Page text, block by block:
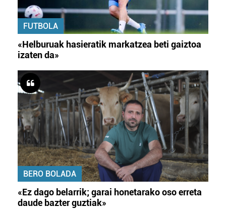
FUTBOLA
«Helburuak hasieratik markatzea beti gaiztoa
izaten da»
BERO BOLADA
«Ez dago belarrik; garai honetarako oso erreta
daude bazter guztiak»